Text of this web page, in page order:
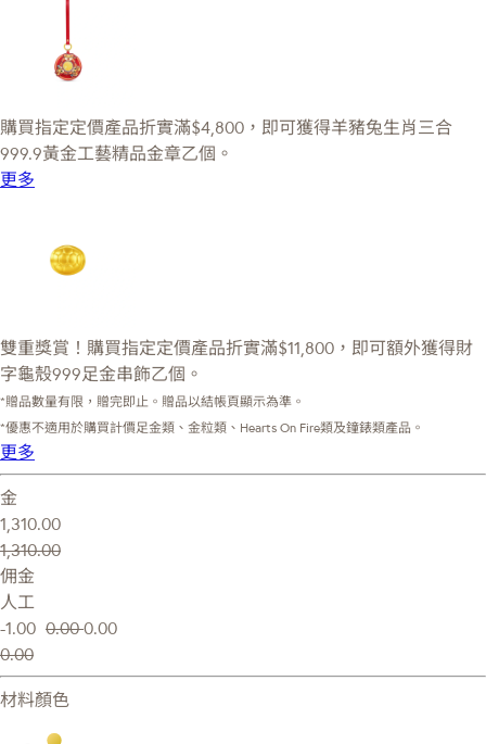
購買指定定價產品折實滿$4,800，即可獲得羊豬兔生肖三合
999.9黃金工藝精品金章乙個。
更多
雙重獎賞！購買指定定價產品折實滿$11,800，即可額外獲得財
字龜殼999足金串飾乙個。
*贈品數量有限，贈完即止。贈品以結帳頁顯示為準。
*優惠不適用於購買計價足金類、金粒類、Hearts On Fire類及鐘錶類產品。
更多
金
1,310.00
1,310.00
佣金
人工
-1.00 0.000.00
0.00
材料顏色